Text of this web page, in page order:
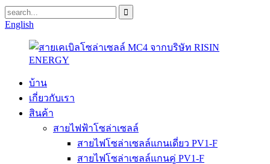
English
บ้าน
เกี่ยวกับเรา
สินค้า
สายไฟฟ้าโซล่าเซลล์
สายไฟโซล่าเซลล์แกนเดี่ยว PV1-F
สายไฟโซล่าเซลล์แกนคู่ PV1-F